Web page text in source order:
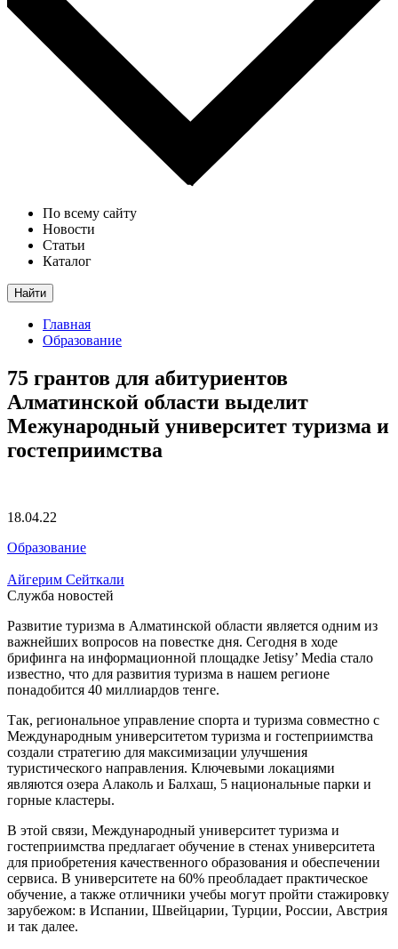
По всему сайту
Новости
Статьи
Каталог
Найти
Главная
Образование
75 грантов для абитуриентов
Алматинской области выделит
Межународный университет туризма и
гостеприимства
18.04.22
Образование
Айгерим Сейткали
Служба новостей
Развитие туризма в Алматинской области является одним из
важнейших вопросов на повестке дня. Сегодня в ходе
брифинга на информационной площадке Jetisy’ Media стало
известно, что для развития туризма в нашем регионе
понадобится 40 миллиардов тенге.
Так, региональное управление спорта и туризма совместно с
Международным университетом туризма и гостеприимства
создали стратегию для максимизации улучшения
туристического направления. Ключевыми локациями
являются озера Алаколь и Балхаш, 5 национальные парки и
горные кластеры.
В этой связи, Международный университет туризма и
гостеприимства предлагает обучение в стенах университета
для приобретения качественного образования и обеспечении
сервиса. В университете на 60% преобладает практическое
обучение, а также отличники учебы могут пройти стажировку
зарубежом: в Испании, Швейцарии, Турции, России, Австрия
и так далее.